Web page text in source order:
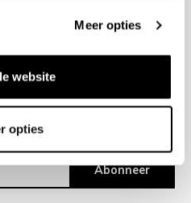
Meer opties
website
opties
Abonneer